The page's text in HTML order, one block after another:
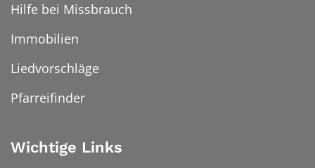
Hilfe bei Missbrauch
Immobilien
Liedvorschläge
Pfarreifinder
Wichtige Links